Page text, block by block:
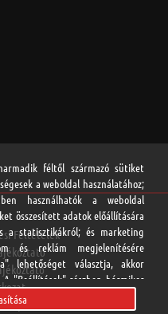
Feltételek
platform
féltől származó sütiket
a weboldal használatához;
használhatók a weboldal
összesített adatok előállítására
a statisztikákról; és marketing
és reklám megjelenítésére
lehetőséget választja, akkor
A "Beállítások" részben bármikor
és visszavonhatja a jövőre